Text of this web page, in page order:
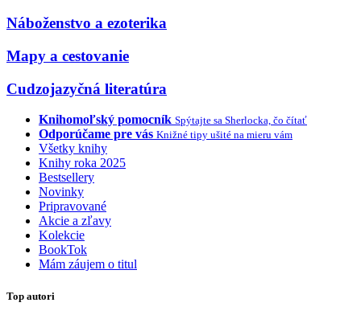
Náboženstvo a ezoterika
Mapy a cestovanie
Cudzojazyčná literatúra
Knihomoľský pomocník Spýtajte sa Sherlocka, čo čítať
Odporúčame pre vás Knižné tipy ušité na mieru vám
Všetky knihy
Knihy roka 2025
Bestsellery
Novinky
Pripravované
Akcie a zľavy
Kolekcie
BookTok
Mám záujem o titul
Top autori